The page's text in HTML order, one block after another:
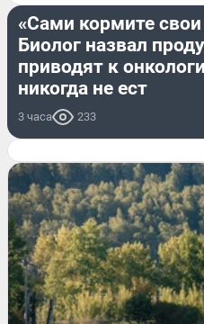
«Сами кормите
Биолог назвал
приводят к
никогда не ест
3 часа 233